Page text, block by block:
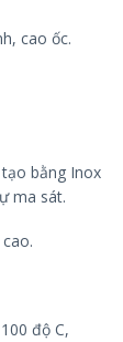
cao ốc.
bằng Inox
ma sát.
độ C,